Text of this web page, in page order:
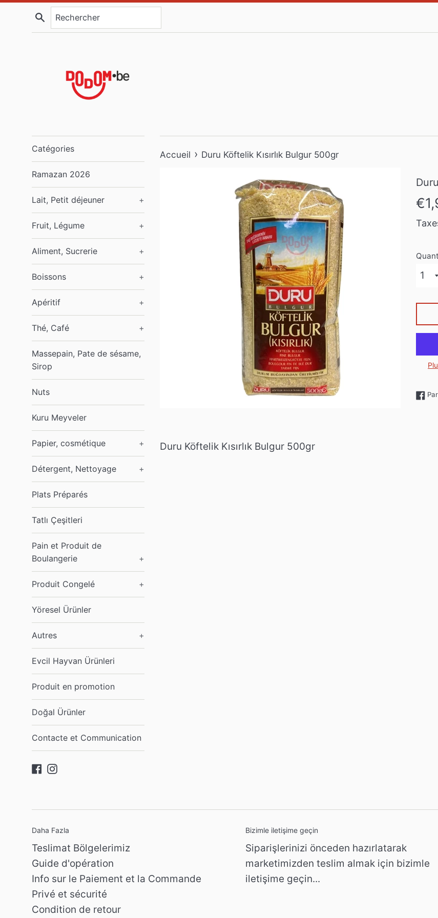
Recherche
Catégories
Ramazan 2026
Lait, Petit déjeuner +
Fruit, Légume +
Aliment, Sucrerie +
Boissons +
Apéritif +
Thé, Café +
Massepain, Pate de sésame,
Sirop
Nuts
Kuru Meyveler
Papier, cosmétique +
Détergent, Nettoyage +
Plats Préparés
Tatlı Çeşitleri
Pain et Produit de
Boulangerie
+
Produit Congelé +
Yöresel Ürünler
Autres +
Evcil Hayvan Ürünleri
Produit en promotion
Doğal Ürünler
Contacte et Communication
Facebook
Instagram
Accueil › Duru Köftelik Kısırlık Bulgur 500gr
Prix
Duru Köftelik Kısırlık Bulgur 500gr
Daha Fazla
Teslimat Bölgelerimiz
Guide d'opération
Info sur le Paiement et la Commande
Privé et sécurité
Condition de retour
Bizimle iletişime geçin
Siparişlerinizi önceden hazırlatarak
marketimizden teslim almak için bizimle
iletişime geçin...